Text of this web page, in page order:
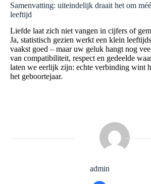
Samenvatting: uiteindelijk draait het om
leeftijd
Liefde laat zich niet vangen in cijfers of
Ja, statistisch gezien werkt een klein
vaakst goed – maar uw geluk hangt nog
van compatibiliteit, respect en gedeelde
laten we eerlijk zijn: echte verbinding wint
het geboortejaar.
admin